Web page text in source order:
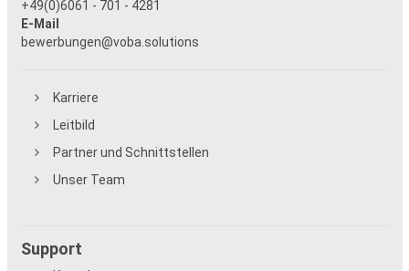
+49(0)6061 - 701 - 4281
E-Mail
bewerbungen@voba.solutions
Karriere
Leitbild
Partner und Schnittstellen
Unser Team
Support